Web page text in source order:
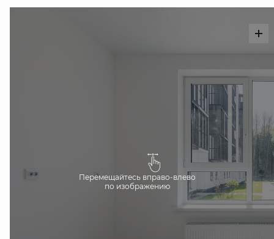
Перемещайтесь вправо-влево
по изображению